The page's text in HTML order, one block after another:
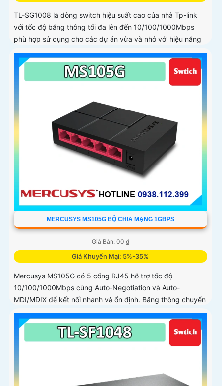
TL-SG1008 là dòng switch hiệu suất cao của nhà Tp-link
với tốc độ băng thông tối đa lên đến 10/100/1000Mbps
phù hợp sử dụng cho các dự án vừa và nhỏ với hiệu năng
cao nhất có thể, khả năng chuyển mạch 16 Gbps và tốc độ
chuyển gói 11.9 Mpps
MERCUSYS MS105G BỘ CHIA MẠNG 1GBPS
Giá Bán: 00 ₫
Giá Khuyến Mại: 5%-35%
Mercusys MS105G có 5 cổng RJ45 hỗ trợ tốc độ
10/100/1000Mbps cùng Auto-Negotiation và Auto-
MDI/MDIX để kết nối nhanh và ổn định. Băng thông chuyển
mạch tổng lên tới 10Gbps giúp xử lý nhiều luồng dữ liệu
đồng thời